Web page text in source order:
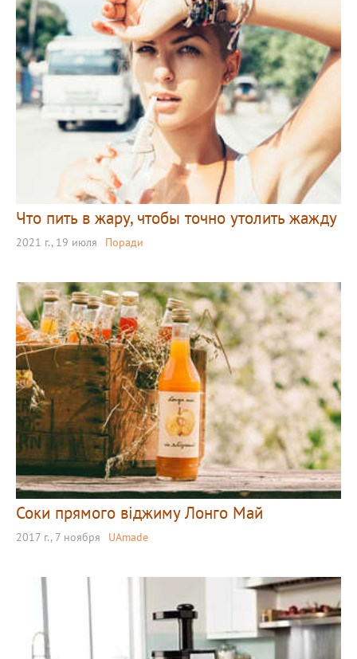
Что пить в жару, чтобы точно утолить жажду
2021 г., 19 июля Поради
Соки прямого віджиму Лонго Май
2017 г., 7 ноября UAmade